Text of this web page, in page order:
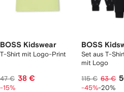
BOSS Kidswear
T-Shirt mit Logo-Print
47 € 38 €
-15%
BOSS
Set aus T-
mit Logo
115 € 63 €
-45%-20%